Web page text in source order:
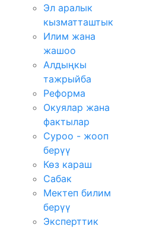
Эл аралык
кызматташтык
Илим жана
жашоо
Алдыңкы
тажрыйба
Реформа
Окуялар жана
фактылар
Суроо - жооп
берүү
Көз караш
Сабак
Мектеп билим
берүү
Эксперттик